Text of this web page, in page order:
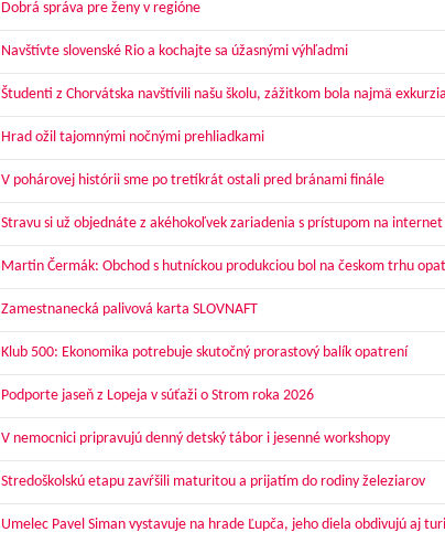
Dobrá správa pre ženy v regióne
Navštívte slovenské Rio a kochajte sa úžasnými výhľadmi
Študenti z Chorvátska navštívili našu školu, zážitkom bola najmä
Hrad ožil tajomnými nočnými prehliadkami
V pohárovej histórii sme po tretíkrát ostali pred bránami finále
Stravu si už objednáte z akéhokoľvek zariadenia s prístupom na internet
Martin Čermák: Obchod s hutníckou produkciou bol na českom trhu
Zamestnanecká palivová karta SLOVNAFT
Klub 500: Ekonomika potrebuje skutočný prorastový balík opatrení
Podporte jaseň z Lopeja v súťaži o Strom roka 2026
V nemocnici pripravujú denný detský tábor i jesenné workshopy
Stredoškolskú etapu zavŕšili maturitou a prijatím do rodiny železiarov
Umelec Pavel Siman vystavuje na hrade Ľupča, jeho diela obdivujú aj